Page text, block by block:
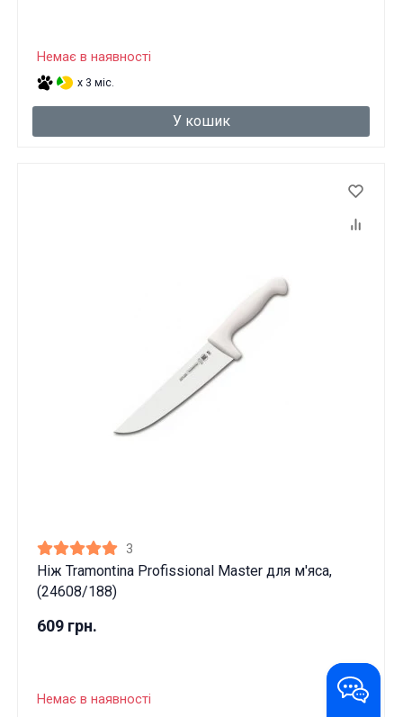
Немає в наявності
x 3 міс.
У кошик
3
Ніж Tramontina Profissional Master для м'яса,
(24608/188)
609 грн.
Немає в наявності